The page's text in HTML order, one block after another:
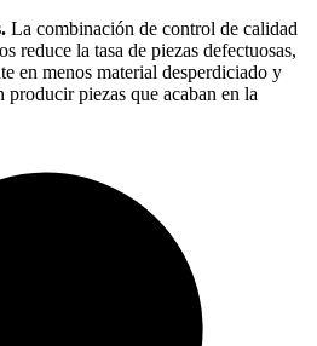
La combinación de control de calidad
reduce la tasa de piezas defectuosas,
en menos material desperdiciado y
producir piezas que acaban en la